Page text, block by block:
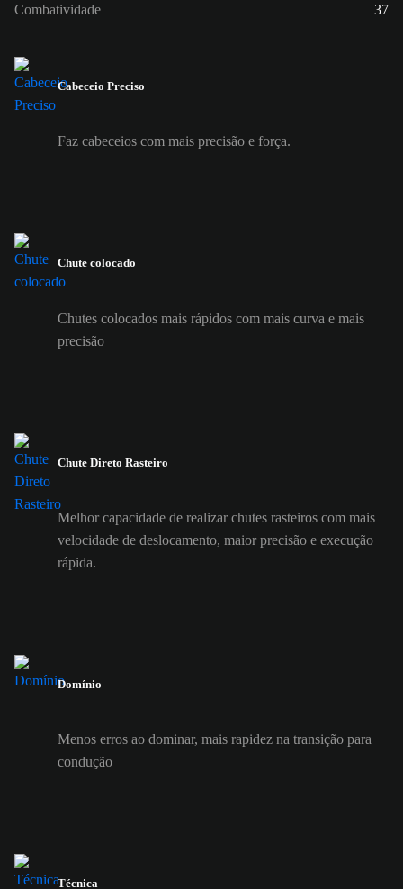
Combatividade
37
Cabeceio Preciso
Faz cabeceios com mais precisão e força.
Chute colocado
Chutes colocados mais rápidos com mais curva e mais
precisão
Chute Direto Rasteiro
Melhor capacidade de realizar chutes rasteiros com mais
velocidade de deslocamento, maior precisão e execução
rápida.
Domínio
Menos erros ao dominar, mais rapidez na transição para
condução
Técnica